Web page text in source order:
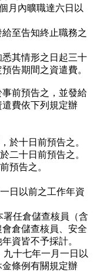
月內曠職達六日以
至告知終止職務之
其情形之日起三十
告期間之資遣費。
前預告之，並發給
費依下列規定辦
於十日前預告之。
二十日前預告之。
預告之。
日以前之工作年資
任倉儲查核員（含
倉儲查核員、安全
資皆不予採計。
十七年一月一日以
條例有關規定辦